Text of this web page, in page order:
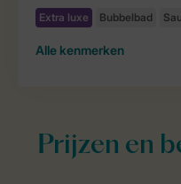
Alle kenmerken
Prijzen en